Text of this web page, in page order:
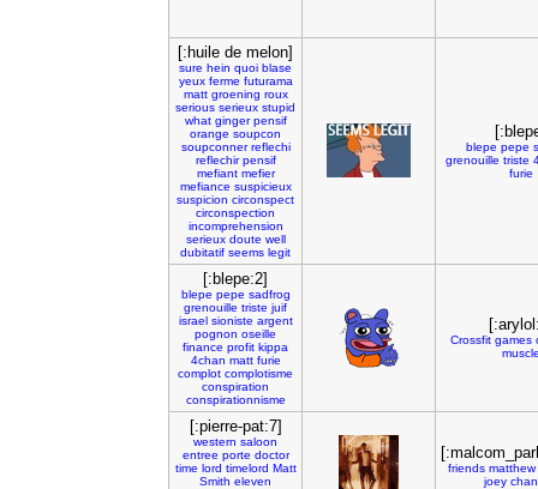
[:huile de melon]
sure hein quoi blase
yeux ferme futurama
matt groening roux
serious serieux stupid
what ginger pensif
orange soupcon
soupconner reflechi
reflechir pensif
mefiant mefier
mefiance suspicieux
suspicion circonspect
circonspection
incomprehension
serieux doute well
dubitatif seems legit
blepe pepe
grenouille triste
furie
[:blepe:2]
blepe pepe sadfrog
grenouille triste juif
israel sioniste argent
pognon oseille
finance profit kippa
4chan matt furie
complot complotisme
conspiration
conspirationnisme
Crossfit games
[:pierre-pat:7]
western saloon
entree porte doctor
time lord timelord Matt
Smith eleven
friends matthew
joey